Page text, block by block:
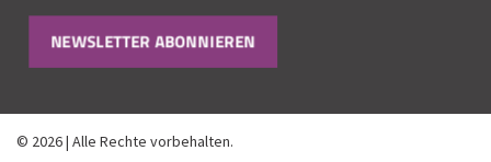
NEWSLETTER ABONNIEREN
© 2026 | Alle Rechte vorbehalten.